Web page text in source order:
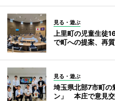
見る・遊ぶ
上里町の児童生
で町への提案、再
見る・遊ぶ
埼玉県北部7市町の
ン」 本庄で意見